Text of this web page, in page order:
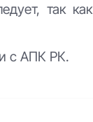
так как
с АПК РК.